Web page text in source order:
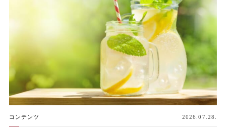
コンテンツ 2026.07.28.